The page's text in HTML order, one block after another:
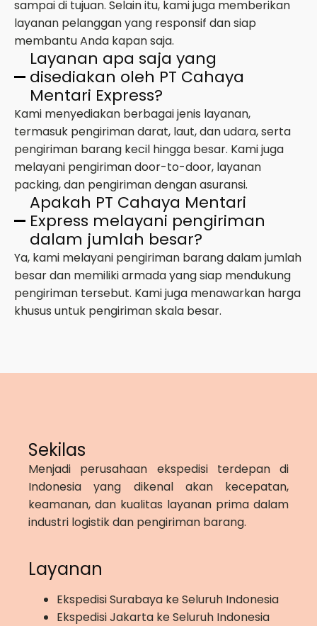
sampai di tujuan. Selain itu, kami juga memberikan
layanan pelanggan yang responsif dan siap
membantu Anda kapan saja.
Layanan apa saja yang
disediakan oleh PT Cahaya
Mentari Express?
Kami menyediakan berbagai jenis layanan,
termasuk pengiriman darat, laut, dan udara, serta
pengiriman barang kecil hingga besar. Kami juga
melayani pengiriman door-to-door, layanan
packing, dan pengiriman dengan asuransi.
Apakah PT Cahaya Mentari
Express melayani pengiriman
dalam jumlah besar?
Ya, kami melayani pengiriman barang dalam jumlah
besar dan memiliki armada yang siap mendukung
pengiriman tersebut. Kami juga menawarkan harga
khusus untuk pengiriman skala besar.
Sekilas
Menjadi perusahaan ekspedisi terdepan di
Indonesia yang dikenal akan kecepatan,
keamanan, dan kualitas layanan prima dalam
industri logistik dan pengiriman barang.
Layanan
Ekspedisi Surabaya ke Seluruh Indonesia
Ekspedisi Jakarta ke Seluruh Indonesia